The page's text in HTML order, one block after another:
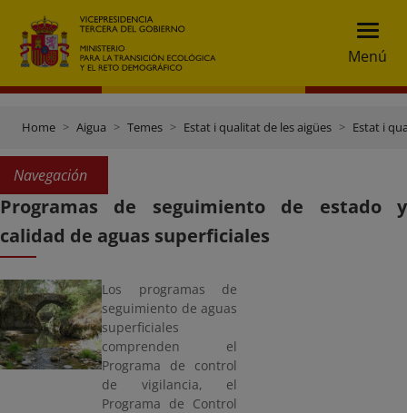
Menú
Home Aigua Temes Estat i qualitat de les aigües Estat i
Navegación
Programas de seguimiento de estado y
calidad de aguas superficiales
Los programas de
seguimiento de aguas
superficiales
comprenden el
Programa de control
de vigilancia, el
Programa de Control